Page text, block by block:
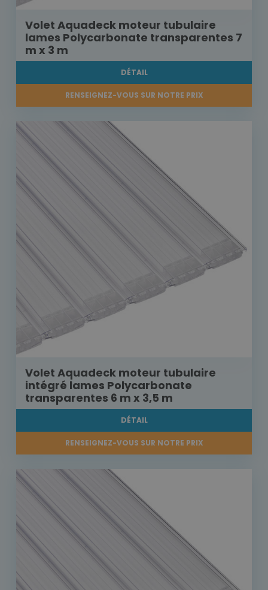
Volet Aquadeck moteur tubulaire
lames Polycarbonate transparentes 7
m x 3 m
DÉTAIL
RENSEIGNEZ-VOUS SUR NOTRE PRIX
Volet Aquadeck moteur tubulaire
intégré lames Polycarbonate
transparentes 6 m x 3,5 m
DÉTAIL
RENSEIGNEZ-VOUS SUR NOTRE PRIX